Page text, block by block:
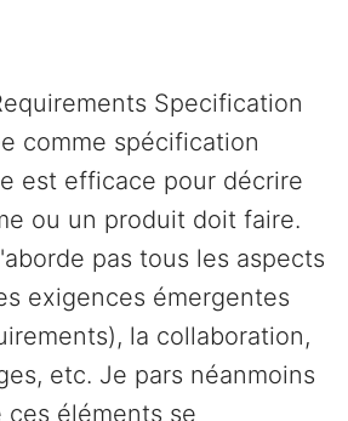
Specification
comme spécification
est efficace pour décrire
ou un produit doit faire.
pas tous les aspects
exigences émergentes
la collaboration,
etc. Je pars néanmoins
éléments se